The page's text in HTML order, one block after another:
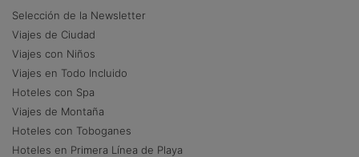
Selección de la Newsletter
Viajes de Ciudad
Viajes con Niños
Viajes en Todo Incluido
Hoteles con Spa
Viajes de Montaña
Hoteles con Toboganes
Hoteles en Primera Línea de Playa